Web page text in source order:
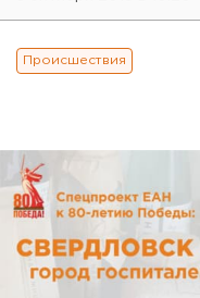
Происшествия